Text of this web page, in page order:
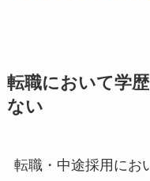
転職において学
ない
転職・中途採用にお